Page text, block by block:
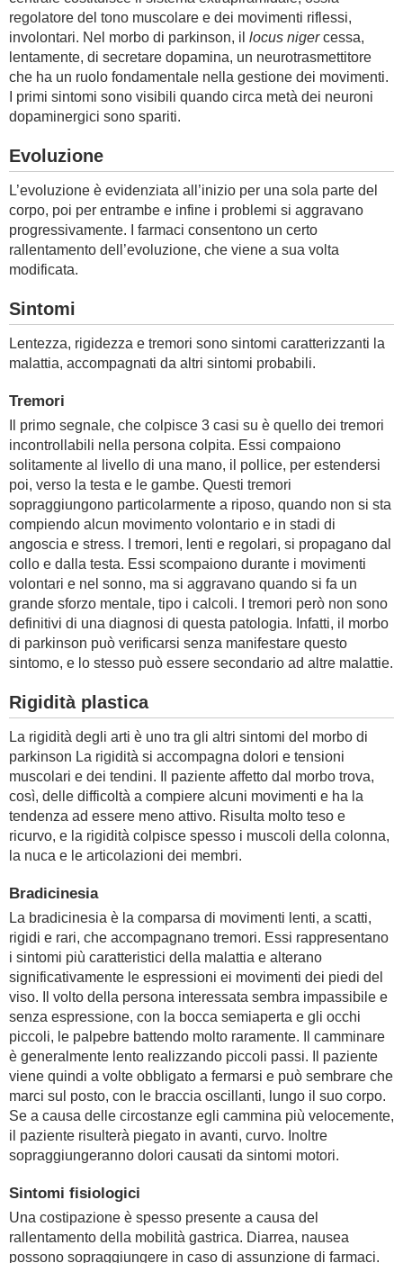
regolatore del tono muscolare e dei movimenti riflessi,
involontari. Nel morbo di parkinson, il locus nigercessa,
lentamente, di secretare dopamina, un neurotrasmettitore
che ha un ruolo fondamentale nella gestione dei movimenti.
I primi sintomi sono visibili quando circa metà dei neuroni
dopaminergici sono spariti.
Evoluzione
L’evoluzione è evidenziata all’inizio per una sola parte del
corpo, poi per entrambe e infine i problemi si aggravano
progressivamente. I farmaci consentono un certo
rallentamento dell’evoluzione, che viene a sua volta
modificata.
Sintomi
Lentezza, rigidezza e tremori sono sintomi caratterizzanti la
malattia, accompagnati da altri sintomi probabili.
Tremori
Il primo segnale, che colpisce 3 casi su è quello dei tremori
incontrollabili nella persona colpita. Essi compaiono
solitamente al livello di una mano, il pollice, per estendersi
poi, verso la testa e le gambe. Questi tremori
sopraggiungono particolarmente a riposo, quando non si sta
compiendo alcun movimento volontario e in stadi di
angoscia e stress. I tremori, lenti e regolari, si propagano dal
collo e dalla testa. Essi scompaiono durante i movimenti
volontari e nel sonno, ma si aggravano quando si fa un
grande sforzo mentale, tipo i calcoli. I tremori però non sono
definitivi di una diagnosi di questa patologia. Infatti, il morbo
di parkinson può verificarsi senza manifestare questo
sintomo, e lo stesso può essere secondario ad altre malattie.
Rigidità plastica
La rigidità degli arti è uno tra gli altri sintomi del morbo di
parkinson La rigidità si accompagna dolori e tensioni
muscolari e dei tendini. Il paziente affetto dal morbo trova,
così, delle difficoltà a compiere alcuni movimenti e ha la
tendenza ad essere meno attivo. Risulta molto teso e
ricurvo, e la rigidità colpisce spesso i muscoli della colonna,
la nuca e le articolazioni dei membri.
Bradicinesia
La bradicinesia è la comparsa di movimenti lenti, a scatti,
rigidi e rari, che accompagnano tremori. Essi rappresentano
i sintomi più caratteristici della malattia e alterano
significativamente le espressioni ei movimenti dei piedi del
viso. Il volto della persona interessata sembra impassibile e
senza espressione, con la bocca semiaperta e gli occhi
piccoli, le palpebre battendo molto raramente. Il camminare
è generalmente lento realizzando piccoli passi. Il paziente
viene quindi a volte obbligato a fermarsi e può sembrare che
marci sul posto, con le braccia oscillanti, lungo il suo corpo.
Se a causa delle circostanze egli cammina più velocemente,
il paziente risulterà piegato in avanti, curvo. Inoltre
sopraggiungeranno dolori causati da sintomi motori.
Sintomi fisiologici
Una costipazione è spesso presente a causa del
rallentamento della mobilità gastrica. Diarrea, nausea
possono sopraggiungere in caso di assunzione di farmaci.